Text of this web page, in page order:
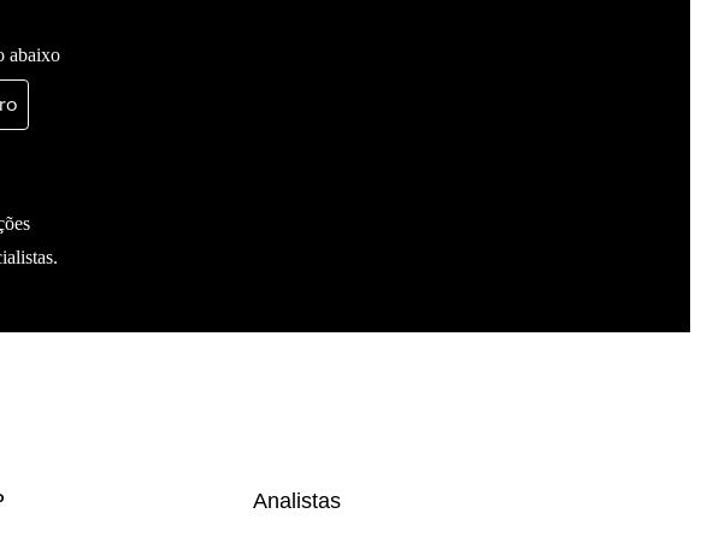
abaixo
Analistas